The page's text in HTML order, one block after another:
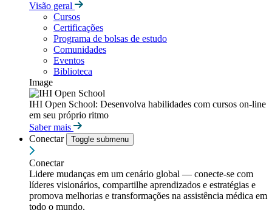
Visão geral
Cursos
Certificações
Programa de bolsas de estudo
Comunidades
Eventos
Biblioteca
Image
IHI Open School: Desenvolva habilidades com cursos on-line
em seu próprio ritmo
Saber mais
Conectar
Toggle submenu
Conectar
Lidere mudanças em um cenário global — conecte-se com
líderes visionários, compartilhe aprendizados e estratégias e
promova melhorias e transformações na assistência médica em
todo o mundo.